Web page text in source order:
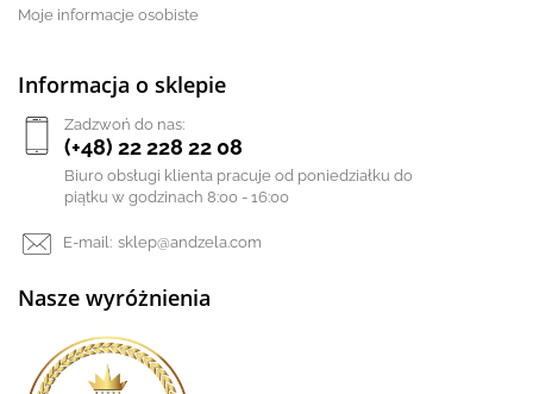
Moje informacje osobiste
Informacja o sklepie
Zadzwoń do nas:
(+48) 22 228 22 08
Biuro obsługi klienta pracuje od poniedziałku do
piątku w godzinach 8:00 - 16:00
E-mail: sklep@andzela.com
Nasze wyróżnienia